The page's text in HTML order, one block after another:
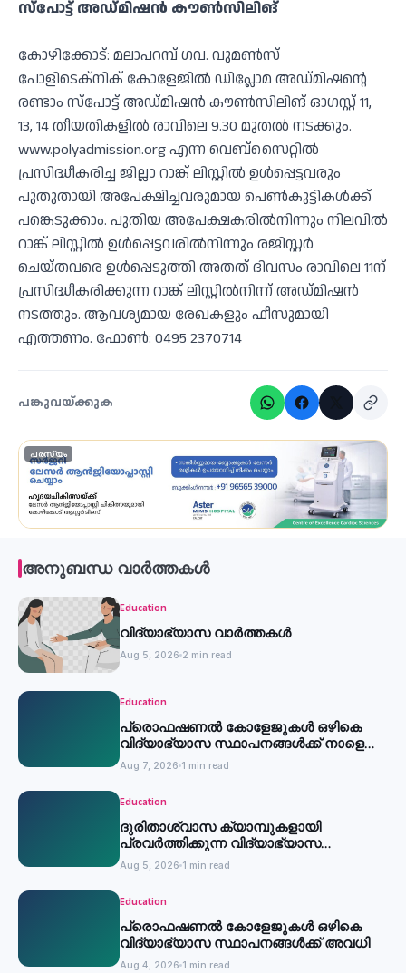
സ്‌പോട്ട് അഡ്മിഷന്‍ കൗണ്‍സിലിങ്
കോഴിക്കോട്: മലാപറമ്പ് ഗവ. വുമണ്‍സ്
പോളിടെക്‌നിക് കോളേജില്‍ ഡിപ്ലോമ അഡ്മിഷന്റെ
രണ്ടാം സ്‌പോട്ട് അഡ്മിഷന്‍ കൗണ്‍സിലിങ് ഓഗസ്റ്റ് 11,
13, 14 തീയതികളില്‍ രാവിലെ 9.30 മുതല്‍ നടക്കും.
www.polyadmission.org എന്ന വെബ്‌സൈറ്റില്‍
പ്രസിദ്ധീകരിച്ച ജില്ലാ റാങ്ക് ലിസ്റ്റില്‍ ഉള്‍പ്പെട്ടവരും
പുതുതായി അപേക്ഷിച്ചവരുമായ പെണ്‍കുട്ടികള്‍ക്ക്
പങ്കെടുക്കാം. പുതിയ അപേക്ഷകരില്‍നിന്നും നിലവില്‍
റാങ്ക് ലിസ്റ്റില്‍ ഉള്‍പ്പെട്ടവരില്‍നിന്നും രജിസ്റ്റര്‍
ചെയ്തവരെ ഉള്‍പ്പെടുത്തി അതത് ദിവസം രാവിലെ 11ന്
പ്രസിദ്ധീകരിക്കുന്ന റാങ്ക് ലിസ്റ്റില്‍നിന്ന് അഡ്മിഷന്‍
നടത്തും. ആവശ്യമായ രേഖകളും ഫീസുമായി
എത്തണം. ഫോണ്‍: 0495 2370714
പങ്കുവയ്ക്കുക
പരസ്യം
അനുബന്ധ വാർത്തകൾ
Education
വിദ്യാഭ്യാസ വാർത്തകൾ
Aug 5, 2026 2 min read
Education
പ്രൊഫഷണൽ കോളേജുകൾ ഒഴികെ
വിദ്യാഭ്യാസ സ്ഥാപനങ്ങൾക്ക് നാളെ
അവധി
Aug 7, 2026 1 min read
Education
ദുരിതാശ്വാസ ക്യാമ്പുകളായി
പ്രവര്‍ത്തിക്കുന്ന വിദ്യാഭ്യാസ
സ്ഥാപനങ്ങള്‍ക്ക് അവധി
Aug 5, 2026 1 min read
Education
പ്രൊഫഷണൽ കോളേജുകൾ ഒഴികെ
വിദ്യാഭ്യാസ സ്ഥാപനങ്ങൾക്ക് അവധി
Aug 4, 2026 1 min read